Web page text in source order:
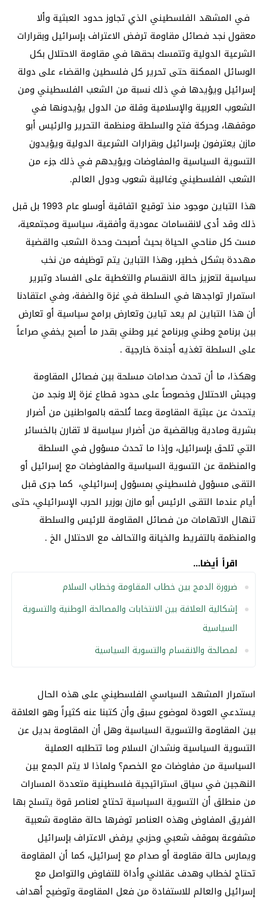
في المشهد الفلسطيني الذي تجاوز حدود العبثية وألا
معقول نجد فصائل مقاومة ترفض الاعتراف بإسرائيل وبقرارات
الشرعية الدولية وتتمسك بحقها في مقاومة الاحتلال بكل
الوسائل الممكنة حتى تحرير كل فلسطين والقضاء على دولة
إسرائيل ويؤيدها في ذلك نسبة من الشعب الفلسطيني ومن
الشعوب العربية والإسلامية وقلة من الدول يؤيدونها في
موقفها، وحركة فتح والسلطة ومنظمة التحرير والرئيس أبو
مازن يعترفون بإسرائيل وبقرارات الشرعية الدولية ويؤيدون
التسوية السياسية والمفاوضات ويؤيدهم في ذلك جزء من
الشعب الفلسطيني وغالبية شعوب ودول العالم.
هذا التباين موجود منذ توقيع اتفاقية أوسلو عام 1993 بل قبل
ذلك وقد أدى لانقسامات عمودية وأفقية، سياسية ومجتمعية،
مست كل مناحي الحياة بحيث أصبحت وحدة الشعب والقضية
مهددة بشكل خطير، وهذا التباين يتم توظيفه من نخب
سياسية لتعزيز حالة الانقسام والتغطية على الفساد وتبرير
استمرار تواجدها في السلطة في غزة والضفة، وفي اعتقادنا
أن هذا التباين لم يعد تباين وتعارض برامج سياسية أو تعارض
بين برنامج وطني وبرنامج غير وطني بقدر ما أصبح يخفي صراعاً
على السلطة تغذيه أجندة خارجية .
وهكذا، ما أن تحدث صدامات مسلحة بين فصائل المقاومة
وجيش الاحتلال وخصوصاً على حدود قطاع غزة إلا ونجد من
يتحدث عن عبثية المقاومة وعما تُلحقه بالمواطنين من أضرار
بشرية ومادية وبالقضية من أضرار سياسية لا تقارن بالخسائر
التي تلحق بإسرائيل، وإذا ما تحدث مسؤول في السلطة
والمنظمة عن التسوية السياسية والمفاوضات مع إسرائيل أو
التقى مسؤول فلسطيني بمسؤول إسرائيلي، كما جرى قبل
أيام عندما التقى الرئيس أبو مازن بوزير الحرب الإسرائيلي، حتى
تنهال الاتهامات من فصائل المقاومة للرئيس والسلطة
والمنظمة بالتفريط والخيانة والتحالف مع الاحتلال الخ .
اقرأ أيضا...
ضرورة الدمج بين خطاب المقاومة وخطاب السلام
إشكالية العلاقة بين الانتخابات والمصالحة الوطنية والتسوية
السياسية
لمصالحة والانقسام والتسوية السياسية
استمرار المشهد السياسي الفلسطيني على هذه الحال
يستدعي العودة لموضوع سبق وأن كتبنا عنه كثيراً وهو العلاقة
بين المقاومة والتسوية السياسية وهل أن المقاومة بديل عن
التسوية السياسية ونشدان السلام وما تتطلبه العملية
السياسية من مفاوضات مع الخصم؟ ولماذا لا يتم الجمع بين
النهجين في سياق استراتيجية فلسطينية متعددة المسارات
من منطلق أن التسوية السياسية تحتاج لعناصر قوة يتسلح بها
الفريق المفاوض وهذه العناصر توفرها حالة مقاومة شعبية
مشفوعة بموقف شعبي وحزبي يرفض الاعتراف بإسرائيل
ويمارس حالة مقاومة أو صدام مع إسرائيل، كما أن المقاومة
تحتاج لخطاب وهدف عقلاني وأداة للتفاوض والتواصل مع
إسرائيل والعالم للاستفادة من فعل المقاومة وتوضيح أهداف